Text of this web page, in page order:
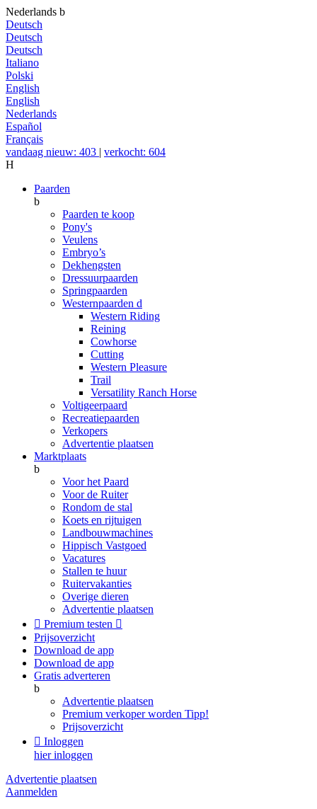
Nederlands b
Deutsch
Deutsch
Deutsch
Italiano
Polski
English
English
Nederlands
Español
Français
vandaag nieuw: 403 | verkocht: 604
H
Paarden
b
Paarden te koop
Pony's
Veulens
Embryo’s
Dekhengsten
Dressuurpaarden
Springpaarden
Westernpaarden d
Western Riding
Reining
Cowhorse
Cutting
Western Pleasure
Trail
Versatility Ranch Horse
Voltigeerpaard
Recreatiepaarden
Verkopers
Advertentie plaatsen
Marktplaats
b
Voor het Paard
Voor de Ruiter
Rondom de stal
Koets en rijtuigen
Landbouwmachines
Hippisch Vastgoed
Vacatures
Stallen te huur
Ruitervakanties
Overige dieren
Advertentie plaatsen
 Premium testen 
Prijsoverzicht
Download de app
Download de app
Gratis adverteren
b
Advertentie plaatsen
Premium verkoper worden Tipp!
Prijsoverzicht
 Inloggen
hier inloggen
Advertentie plaatsen
Aanmelden